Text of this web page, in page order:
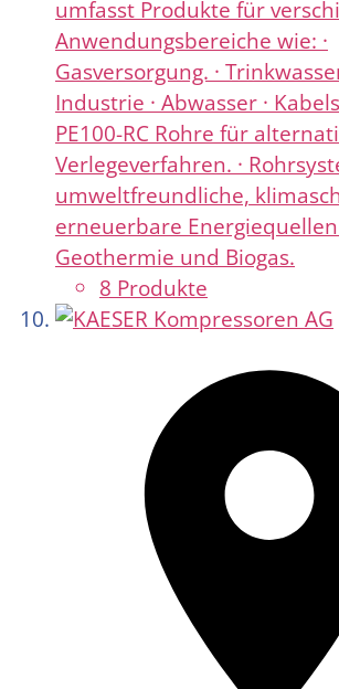
umfasst Produkte für
Anwendungsbereiche wie: ·
Gasversorgung. ·
Industrie · Abwasser ·
PE100-RC Rohre für
Verlegeverfahren. ·
umweltfreundliche,
erneuerbare
Geothermie und Biogas.
8 Produkte